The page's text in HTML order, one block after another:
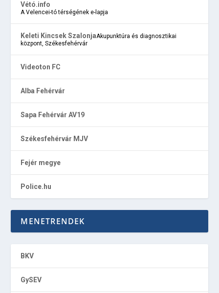
Vétó.info
A Velencei-tó térségének e-lapja
Keleti Kincsek SzalonjaAkupunktúra és diagnosztikai
központ, Székesfehérvár
Videoton FC
Alba Fehérvár
Sapa Fehérvár AV19
Székesfehérvár MJV
Fejér megye
Police.hu
MENETRENDEK
BKV
GySEV